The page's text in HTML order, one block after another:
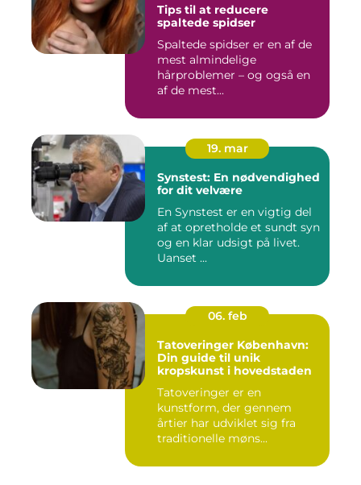
Tips til at reducere
spaltede spidser
Spaltede spidser er en af de
mest almindelige
hårproblemer – og også en
af de mest...
19. mar
Synstest: En nødvendighed
for dit velvære
En Synstest er en vigtig del
af at opretholde et sundt syn
og en klar udsigt på livet.
Uanset ...
06. feb
Tatoveringer København:
Din guide til unik
kropskunst i hovedstaden
Tatoveringer er en
kunstform, der gennem
årtier har udviklet sig fra
traditionelle møns...